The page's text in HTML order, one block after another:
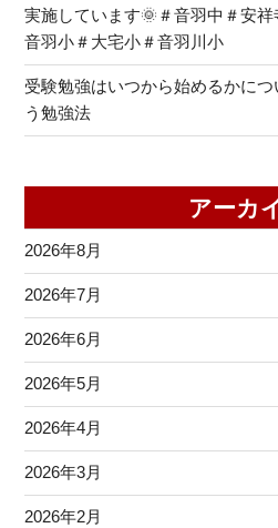
実施しています🌞＃音羽中＃安
音羽小＃大宅小＃音羽川小
受験勉強はいつから始めるかに
う勉強法
アーカ
2026年8月
2026年7月
2026年6月
2026年5月
2026年4月
2026年3月
2026年2月